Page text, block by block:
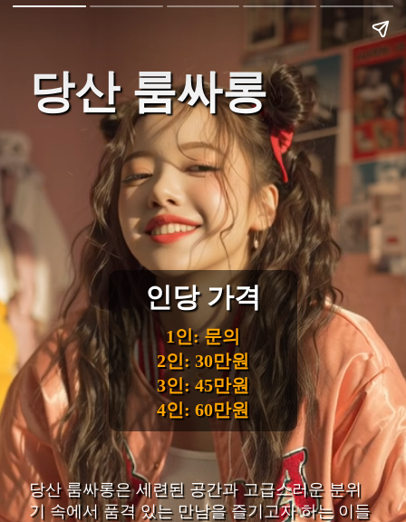
당산 룸싸롱
인당 가격
1인: 문의
2인: 30만원
3인: 45만원
4인: 60만원
당산 룸싸롱은 세련된 공간과 고급스러운 분위
기 속에서 품격 있는 만남을 즐기고자 하는 이들